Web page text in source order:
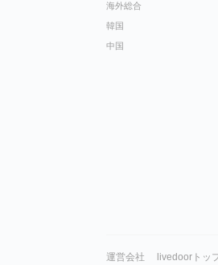
海外総合
韓国
中国
運営会社 livedoorトッ